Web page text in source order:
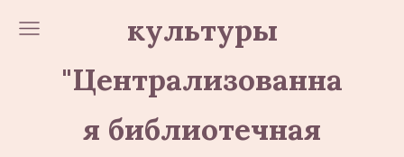
культуры
"Централизованна
я библиотечная